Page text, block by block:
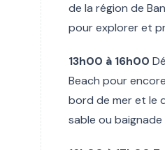
de la région de
pour explorer et
13h00 à 16h00
Beach pour
bord de mer et le
sable ou baignade